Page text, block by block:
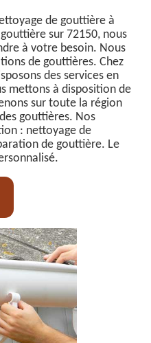
de gouttière à
sur 72150, nous
à votre besoin. Nous
de gouttières. Chez
des services en
mettons à disposition de
sur toute la région
gouttières. Nos
: nettoyage de
de gouttière. Le